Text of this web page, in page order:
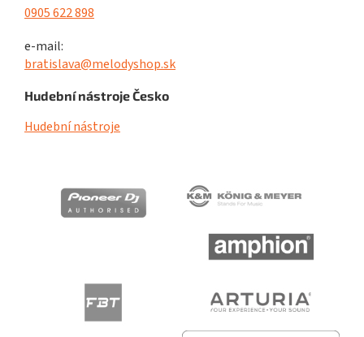
0905 622 898
e-mail:
bratislava@melodyshop.sk
Hudební nástroje Česko
Hudební nástroje